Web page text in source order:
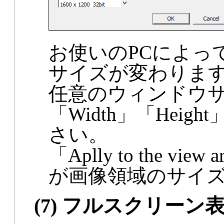
お使いのPCによっ
サイズが変わりま
任意のウィンドウ
「Width」「
さい。
「Aplly to the view
が画像領域のサイ
(7) フルスクリーン